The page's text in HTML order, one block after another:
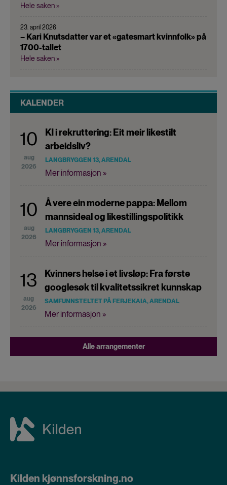
Hele saken »
23. april 2026
– Kari Knutsdatter var et «gatesmart kvinnfolk» på
1700-tallet
Hele saken »
KALENDER
10
aug
2026
KI i rekruttering: Eit meir likestilt
arbeidsliv?
LANGBRYGGEN 13, ARENDAL
Mer informasjon »
10
aug
2026
Å vere ein moderne pappa: Mellom
mannsideal og likestillingspolitikk
LANGBRYGGEN 13, ARENDAL
Mer informasjon »
13
aug
2026
Kvinners helse i et livsløp: Fra første
googlesøk til kvalitetssikret kunnskap
SAMFUNNSTELTET PÅ FERJEKAIA, ARENDAL
Mer informasjon »
Alle arrangementer
Kilden kjønnsforskning.no